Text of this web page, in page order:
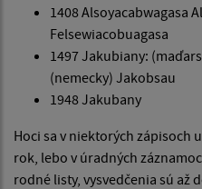
1408 Alsoyacabwagasa
Felsewiacobuagasa
1497 Jakubiany:
(nemecky) Jakobsau
1948 Jakubany
Hoci sa v niektorých zápisoch
rok, lebo v úradných
rodné listy, vy­svedčenia sú až